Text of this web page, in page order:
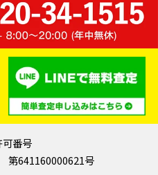
可番号
第641160000621号